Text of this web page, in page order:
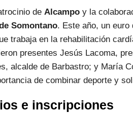
de Alcampoy la
Somontano. Este año, un euro
trabaja en la rehabilitación
presentes Jesús Lacoma,
alcalde de Barbastro; y María
de combinar deporte y
e inscripciones